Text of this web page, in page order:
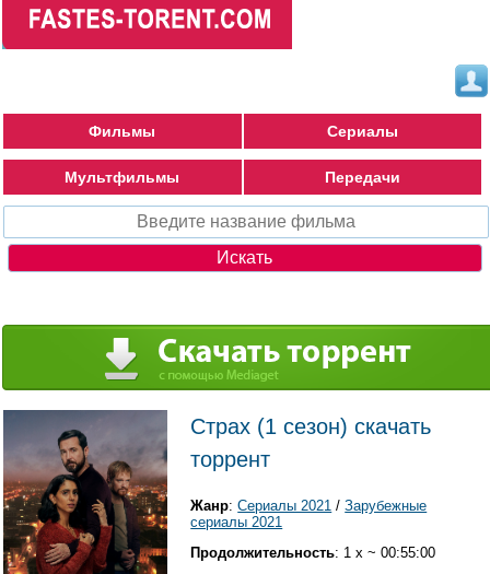
Фильмы Сериалы
Мультфильмы Передачи
Страх (1 сезон) скачать
торрент
Жанр:Сериалы 2021 /Зарубежные
сериалы 2021
Продолжительность: 1 x ~ 00:55:00